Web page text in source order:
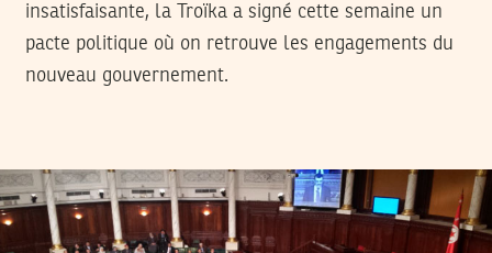
insatisfaisante, la Troïka a signé cette semaine un
pacte politique où on retrouve les engagements du
nouveau gouvernement.